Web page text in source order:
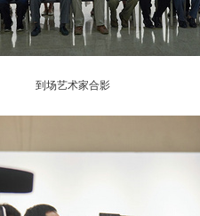
到场艺术家合影